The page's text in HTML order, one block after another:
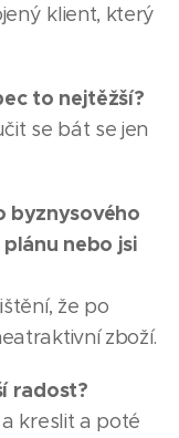
klient, který
to nejtěžší?
se bát se jen
byznysového
nebo jsi
že po
zboží.
radost?
kreslit a poté